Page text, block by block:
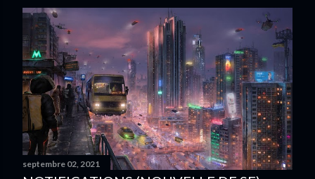
septembre 02, 2021